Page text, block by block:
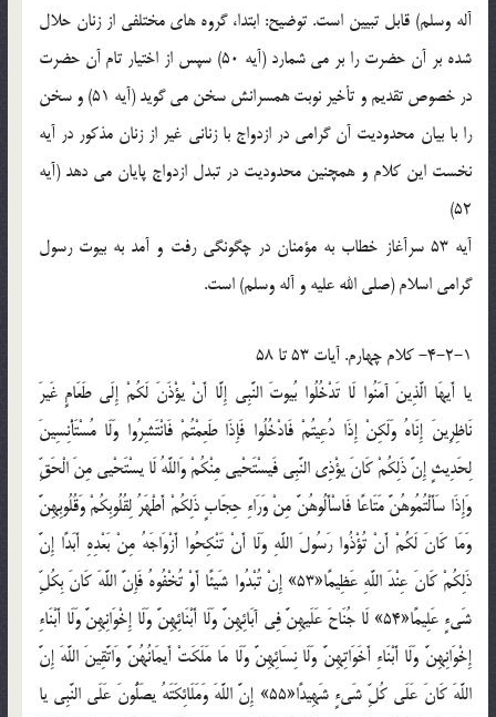
آله وسلم) قابل تبيين است. توضيح: ابتدا، گروه هاي مختلفي از زنان حلال
شده بر آن حضرت را بر مي شمارد (آيه 50) سپس از اختيار تام آن حضرت
در خصوص تقديم و تأخير نوبت همسرانش سخن مي گويد (آيه 51) و سخن
را با بيان محدوديت آن گرامي در ازدواج با زناني غير از زنان مذکور در آيه
نخست اين کلام و همچنين محدوديت در تبدل ازدواج پايان مي دهد (آيه
52)
آيه 53 سرآغاز خطاب به مؤمنان در چگونگي رفت و آمد به بيوت رسول
گرامي اسلام (صلي الله عليه و آله وسلم) است.
4-2-1- کلام چهارم. آيات 53 تا 58
يا أَيهَا الَّذِينَ آمَنُوا لَا تَدْخُلُوا بُيوتَ النَّبِي إِلَّا أَنْ يؤْذَنَ لَكُمْ إِلَى طَعَامٍ غَيرَ
نَاظِرِينَ إِنَاهُ وَلَكِنْ إِذَا دُعِيتُمْ فَادْخُلُوا فَإِذَا طَعِمْتُمْ فَانْتَشِرُوا وَلَا مُسْتَأْنِسِينَ
لِحَدِيثٍ إِنَّ ذَلِكُمْ كَانَ يؤْذِي النَّبِي فَيسْتَحْيي مِنْكُمْ وَاللَّهُ لَا يسْتَحْيي مِنَ الْحَقِّ
وَإِذَا سَأَلْتُمُوهُنَّ مَتَاعًا فَاسْأَلُوهُنَّ مِنْ وَرَاءِ حِجَابٍ ذَلِكُمْ أَطْهَرُ لِقُلُوبِكُمْ وَقُلُوبِهِنَّ
وَمَا كَانَ لَكُمْ أَنْ تُؤْذُوا رَسُولَ اللَّهِ وَلَا أَنْ تَنْكِحُوا أَزْوَاجَهُ مِنْ بَعْدِهِ أَبَدًا إِنَّ
ذَلِكُمْ كَانَ عِنْدَ اللَّهِ عَظِيمًا«53» إِنْ تُبْدُوا شَيئًا أَوْ تُخْفُوهُ فَإِنَّ اللَّهَ كَانَ بِكُلِّ
شَيءٍ عَلِيمًا«54» لَا جُنَاحَ عَلَيهِنَّ فِي آبَائِهِنَّ وَلَا أَبْنَائِهِنَّ وَلَا إِخْوَانِهِنَّ وَلَا أَبْنَاءِ
إِخْوَانِهِنَّ وَلَا أَبْنَاءِ أَخَوَاتِهِنَّ وَلَا نِسَائِهِنَّ وَلَا مَا مَلَكَتْ أَيمَانُهُنَّ وَاتَّقِينَ اللَّهَ إِنَّ
اللَّهَ كَانَ عَلَى كُلِّ شَيءٍ شَهِيدًا«55» إِنَّ اللَّهَ وَمَلَائِكَتَهُ يصَلُّونَ عَلَى النَّبِي يا